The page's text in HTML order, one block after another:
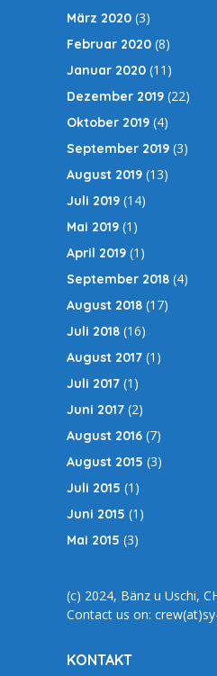
März 2020 (3)
Februar 2020 (8)
Januar 2020 (11)
Dezember 2019 (22)
Oktober 2019 (4)
September 2019 (3)
August 2019 (13)
Juli 2019 (14)
Mai 2019 (1)
April 2019 (1)
September 2018 (4)
August 2018 (17)
Juli 2018 (16)
August 2017 (1)
Juli 2017 (1)
Juni 2017 (2)
August 2016 (7)
August 2015 (3)
Juli 2015 (1)
Juni 2015 (1)
Mai 2015 (3)
(c) 2024, Bänz u Uschi,
Contact us on:
KONTAKT